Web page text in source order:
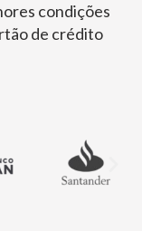
condições
de crédito